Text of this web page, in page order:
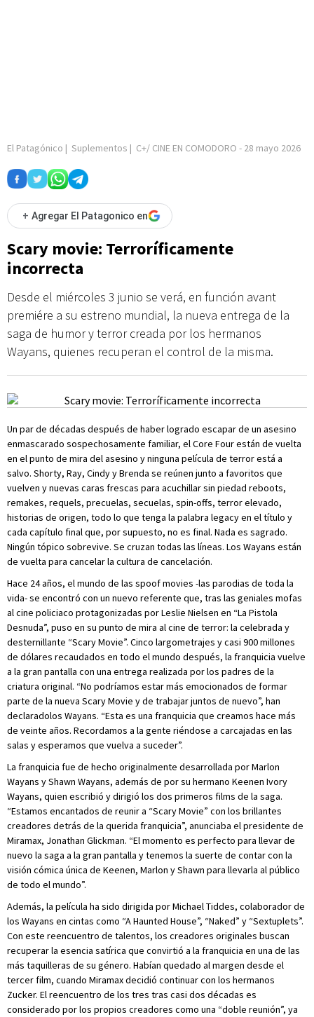
El Patagónico | Suplementos | C+/ CINE EN COMODORO - 28 mayo 2026
+ Agregar El Patagonico en
Scary movie: Terroríficamente
incorrecta
Desde el miércoles 3 junio se verá, en función avant
premiére a su estreno mundial, la nueva entrega de la
saga de humor y terror creada por los hermanos
Wayans, quienes recuperan el control de la misma.
Un par de décadas después de haber logrado escapar de un asesino
enmascarado sospechosamente familiar, el Core Four están de vuelta
en el punto de mira del asesino y ninguna película de terror está a
salvo. Shorty, Ray, Cindy y Brenda se reúnen junto a favoritos que
vuelven y nuevas caras frescas para acuchillar sin piedad reboots,
remakes, requels, precuelas, secuelas, spin-offs, terror elevado,
historias de origen, todo lo que tenga la palabra legacy en el título y
cada capítulo final que, por supuesto, no es final. Nada es sagrado.
Ningún tópico sobrevive. Se cruzan todas las líneas. Los Wayans están
de vuelta para cancelar la cultura de cancelación.
Hace 24 años, el mundo de las spoof movies -las parodias de toda la
vida- se encontró con un nuevo referente que, tras las geniales mofas
al cine policiaco protagonizadas por Leslie Nielsen en “La Pistola
Desnuda”, puso en su punto de mira al cine de terror: la celebrada y
desternillante “Scary Movie”. Cinco largometrajes y casi 900 millones
de dólares recaudados en todo el mundo después, la franquicia vuelve
a la gran pantalla con una entrega realizada por los padres de la
criatura original. “No podríamos estar más emocionados de formar
parte de la nueva Scary Movie y de trabajar juntos de nuevo”, han
declaradolos Wayans. “Esta es una franquicia que creamos hace más
de veinte años. Recordamos a la gente riéndose a carcajadas en las
salas y esperamos que vuelva a suceder”.
La franquicia fue de hecho originalmente desarrollada por Marlon
Wayans y Shawn Wayans, además de por su hermano Keenen Ivory
Wayans, quien escribió y dirigió los dos primeros films de la saga.
“Estamos encantados de reunir a “Scary Movie” con los brillantes
creadores detrás de la querida franquicia”, anunciaba el presidente de
Miramax, Jonathan Glickman. “El momento es perfecto para llevar de
nuevo la saga a la gran pantalla y tenemos la suerte de contar con la
visión cómica única de Keenen, Marlon y Shawn para llevarla al público
de todo el mundo”.
Además, la película ha sido dirigida por Michael Tiddes, colaborador de
los Wayans en cintas como “A Haunted House”, “Naked” y “Sextuplets”.
Con este reencuentro de talentos, los creadores originales buscan
recuperar la esencia satírica que convirtió a la franquicia en una de las
más taquilleras de su género. Habían quedado al margen desde el
tercer film, cuando Miramax decidió continuar con los hermanos
Zucker. El reencuentro de los tres tras casi dos décadas es
considerado por los propios creadores como una “doble reunión”, ya